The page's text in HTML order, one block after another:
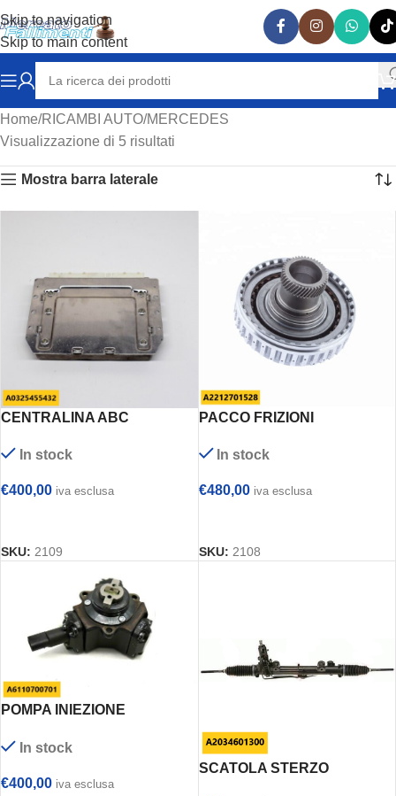
Skip to navigation
Skip to main content
Home RICAMBI AUTO MERCEDES
Visualizzazione di 5 risultati
Mostra barra laterale
CENTRALINA ABC
In stock
€400,00 iva esclusa
SKU: 2109
PACCO FRIZIONI
In stock
€480,00 iva esclusa
SKU: 2108
POMPA INIEZIONE
In stock
€400,00 iva esclusa
SCATOLA STERZO